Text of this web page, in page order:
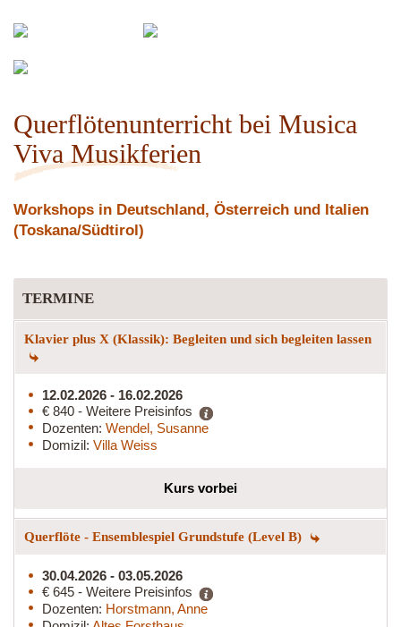
Querflötenunterricht bei Musica
Viva Musikferien
Workshops in Deutschland, Österreich und Italien
(Toskana/Südtirol)
TERMINE
Klavier plus X (Klassik): Begleiten und sich begleiten lassen
12.02.2026 - 16.02.2026
€ 840 - Weitere Preisinfos
Dozenten: Wendel, Susanne
Domizil: Villa Weiss
Kurs vorbei
Querflöte - Ensemblespiel Grundstufe (Level B)
30.04.2026 - 03.05.2026
€ 645 - Weitere Preisinfos
Dozenten: Horstmann, Anne